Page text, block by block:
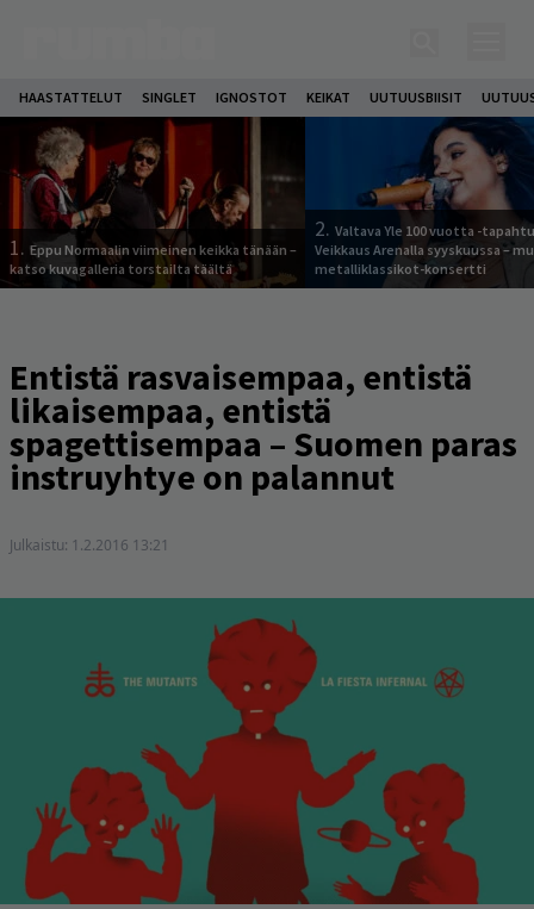
HAASTATTELUT SINGLET IGNOSTOT KEIKAT UUTUUSBIISIT
1. Eppu Normaalin viimeinen keikka tänään –
katso kuvagalleria torstailta täältä
2. Valtava Yle 100 vuotta -
Veikkaus Arenalla syyskuussa –
metalliklassikot-konsertti
Entistä rasvaisempaa, entistä
likaisempaa, entistä
spagettisempaa – Suomen paras
instruyhtye on palannut
Julkaistu: 1.2.2016 13:21